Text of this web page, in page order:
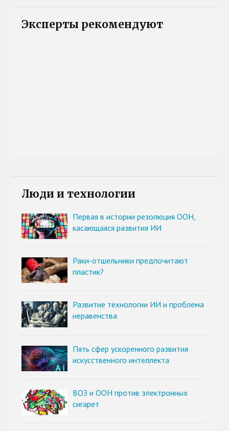
Эксперты рекомендуют
Люди и технологии
Первая в истории резолюция ООН,
касающаяся развития ИИ
Раки-отшельники предпочитают
пластик?
Развитие технологии ИИ и проблема
неравенства
Пять сфер ускоренного развития
искусственного интеллекта
ВОЗ и ООН против электронных
сигарет